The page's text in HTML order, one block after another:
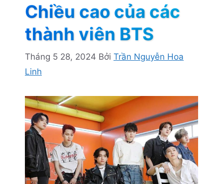
Chiều cao của các
thành viên BTS
Tháng 5 28, 2024 Bởi Trần Nguyễn Hoa
Linh